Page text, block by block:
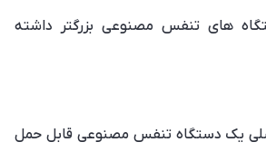
های تنفس مصنوعی بزرگتر داشته
یک دستگاه تنفس مصنوعی قابل حمل